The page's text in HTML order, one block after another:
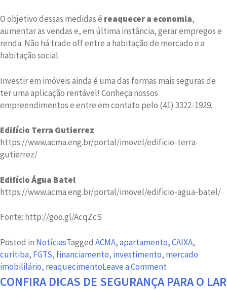
O objetivo dessas medidas é reaquecer a economia,
aumentar as vendas e, em última instância, gerar empregos e
renda. Não há trade off entre a habitação de mercado e a
habitação social.
Investir em imóveis ainda é uma das formas mais seguras de
ter uma aplicação rentável! Conheça nossos
empreendimentos e entre em contato pelo (41) 3322-1929.
Edifício Terra Gutierrez
https://www.acma.eng.br/portal/imovel/edificio-terra-
gutierrez/
Edifício Água Batel
https://www.acma.eng.br/portal/imovel/edificio-agua-batel/
Fonte: http://goo.gl/AcqZcS
Posted in NotíciasTagged ACMA,apartamento,CAIXA,
curitiba, FGTS, financiamento, investimento, mercado
imobililário, reaquecimentoLeave a Comment
Caixa
CONFIRA DICAS DE SEGURANÇA PARA O LAR